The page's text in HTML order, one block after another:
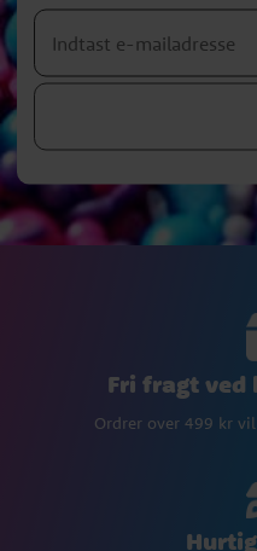
Fri fragt ved
Ordrer over 499 kr